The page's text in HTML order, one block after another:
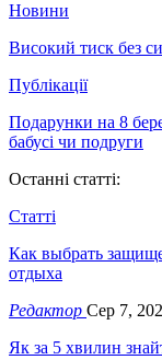
Новини
Високий тиск без
Публікації
Подарунки на 8
бабусі чи подруги
Останні статті:
Статті
Как выбрать
отдыха
Редактор Сер 7,
Як за 5 хвилин